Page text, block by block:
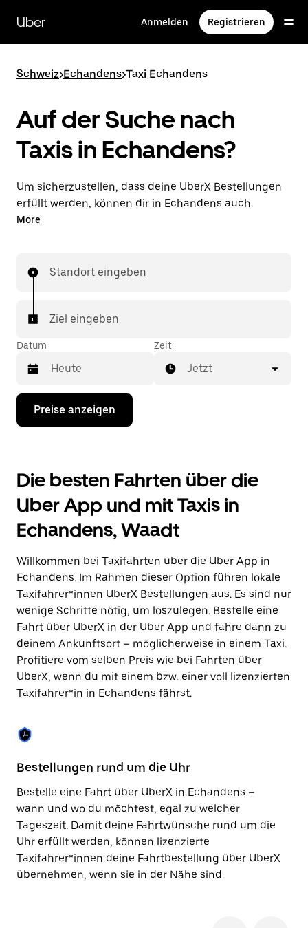
zum
Hauptinhalt
Uber Anmelden Registrieren
Schweiz>Echandens>Taxi Echandens
Auf der Suche nach
Taxis in Echandens?
Um sicherzustellen, dass deine UberX Bestellungen
erfüllt werden, können dir in Echandens auch
lizenzierte Taxifahrer*innen zugewiesen werden. In
Preise, die du von UberX kennst, während du mit
In einigen Städten der Schweiz kannst du in der
Uber App gezielt ein Taxi bestellen, wenn du sicher
sein möchtest, dass dir ein Taxi für deine Fahrt
zugewiesen wird.
More
Standort eingeben
Ziel eingeben
Datum
Drücke
Nach-
mit
dem
Kalender
zu
interagieren
und
Datum
auszuwählen.
Drücke
die
Escape-
Taste,
um
den
Kalender
zu
schließen.
Zeit
Jetzt
Preise anzeigen
Die besten Fahrten über die
Uber App und mit Taxis in
Echandens, Waadt
Willkommen bei Taxifahrten über die Uber App in
Echandens. Im Rahmen dieser Option führen lokale
Taxifahrer*innen UberX Bestellungen aus. Es sind nur
wenige Schritte nötig, um loszulegen. Bestelle eine
Fahrt über UberX in der Uber App und fahre dann zu
deinem Ankunftsort – möglicherweise in einem Taxi.
Profitiere vom selben Preis wie bei Fahrten über
UberX, wenn du mit einem bzw. einer voll lizenzierten
Taxifahrer*in in Echandens fährst.
Bestellungen rund um die Uhr
Bestelle eine Fahrt über UberX in Echandens –
wann und wo du möchtest, egal zu welcher
Tageszeit. Damit deine Fahrtwünsche rund um die
Uhr erfüllt werden, können lizenzierte
Taxifahrer*innen deine Fahrtbestellung über UberX
übernehmen, wenn sie in der Nähe sind.